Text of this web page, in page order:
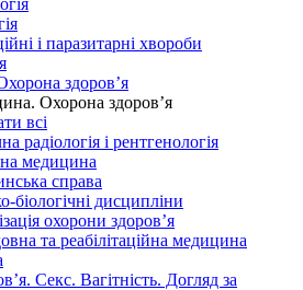
і паразитарні хвороби
здоров’я
Охорона здоров’я
всі
радіологія і рентгенологія
медицина
справа
біологічні дисципліни
охорони здоров’я
та реабілітаційна медицина
Секс. Вагітність. Догляд за